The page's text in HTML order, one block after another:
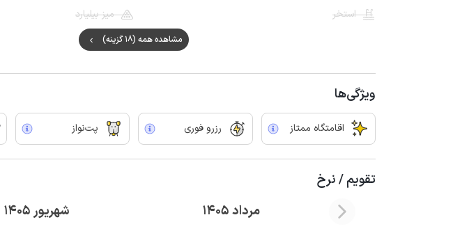
استخر
میز بیلیارد
مشاهده همه (18 گزینه)
ویژگی‌ها
اقامتگاه ممتاز رزرو فوری پت‌نواز
تقویم / نرخ
مرداد 1405 شهریور 1405